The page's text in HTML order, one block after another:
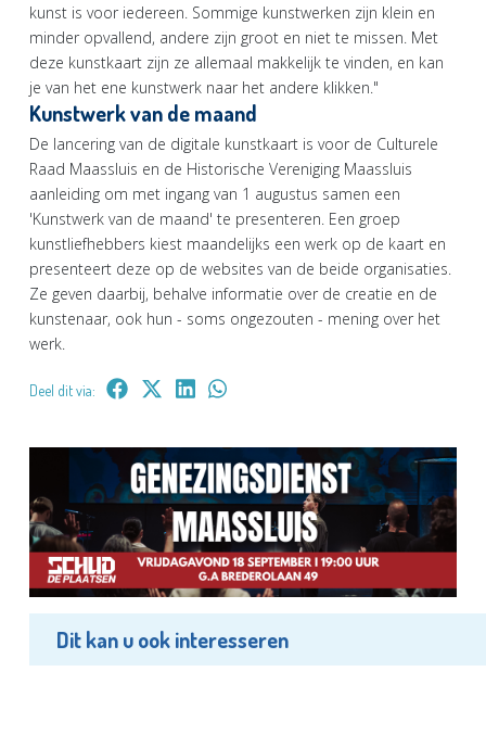
kunst is voor iedereen. Sommige kunstwerken zijn klein en
minder opvallend, andere zijn groot en niet te missen. Met
deze kunstkaart zijn ze allemaal makkelijk te vinden, en kan
je van het ene kunstwerk naar het andere klikken."
Kunstwerk van de maand
De lancering van de digitale kunstkaart is voor de Culturele
Raad Maassluis en de Historische Vereniging Maassluis
aanleiding om met ingang van 1 augustus samen een
'Kunstwerk van de maand' te presenteren. Een groep
kunstliefhebbers kiest maandelijks een werk op de kaart en
presenteert deze op de websites van de beide organisaties.
Ze geven daarbij, behalve informatie over de creatie en de
kunstenaar, ook hun - soms ongezouten - mening over het
werk.
Deel dit via:
Dit kan u ook interesseren